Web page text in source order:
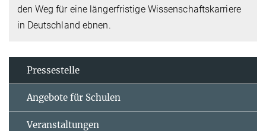
den Weg für eine längerfristige Wissenschaftskarriere
in Deutschland ebnen.
Pressestelle
Angebote für Schulen
Veranstaltungen